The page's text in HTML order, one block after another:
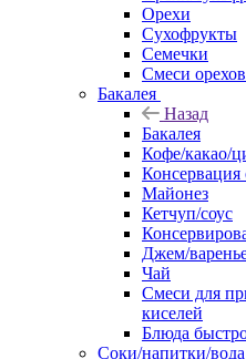
Орехи
Сухофрукты
Семечки
Смеси
Бакалея
Назад
Бакалея
Кофе/какао/
Майонез
Кетчуп/соус
Джем/
Чай
Смеси для
киселей
Блюда
Соки/напитки/вода